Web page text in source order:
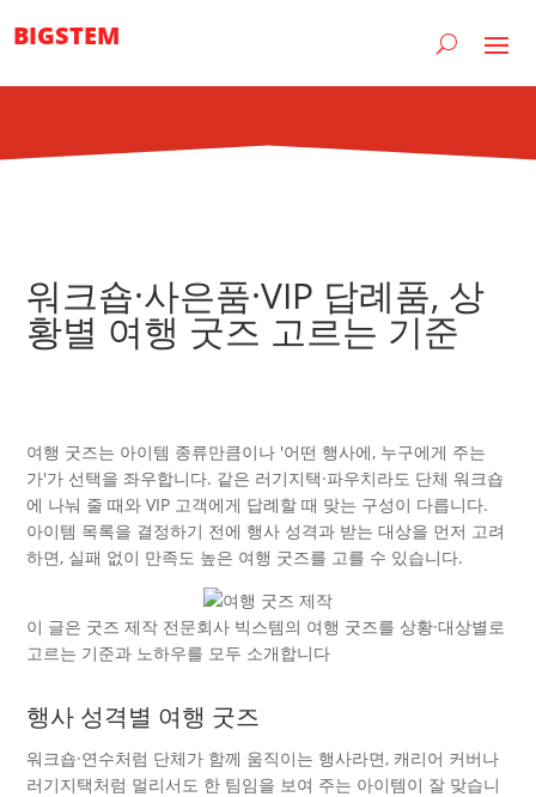
BIGSTEM
워크숍·사은품·VIP 답례품, 상
황별 여행 굿즈 고르는 기준
여행 굿즈는 아이템 종류만큼이나 '어떤 행사에, 누구에게 주는
가'가 선택을 좌우합니다. 같은 러기지택·파우치라도 단체 워크숍
에 나눠 줄 때와 VIP 고객에게 답례할 때 맞는 구성이 다릅니다.
아이템 목록을 결정하기 전에 행사 성격과 받는 대상을 먼저 고려
하면, 실패 없이 만족도 높은 여행 굿즈를 고를 수 있습니다.
이 글은 굿즈 제작 전문회사 빅스템의 여행 굿즈를 상황·대상별로
고르는 기준과 노하우를 모두 소개합니다
행사 성격별 여행 굿즈
워크숍·연수처럼 단체가 함께 움직이는 행사라면, 캐리어 커버나
러기지택처럼 멀리서도 한 팀임을 보여 주는 아이템이 잘 맞습니